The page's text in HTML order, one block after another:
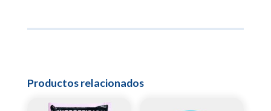
Productos relacionados